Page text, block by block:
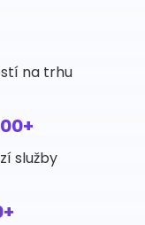
na trhu
služby